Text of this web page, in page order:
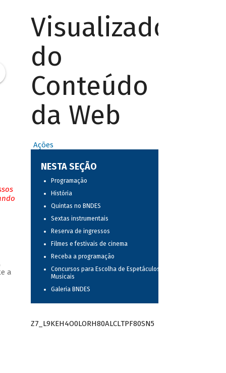
a
Visualizador
do
Conteúdo
da Web
Ações
NESTA SEÇÃO
Programação
História
Quintas no BNDES
Sextas instrumentais
Reserva de ingressos
Filmes e festivais de cinema
Receba a programação
Concursos para Escolha de Espetáculos
Musicais
Galeria BNDES
Z7_L9KEH4O0LORH80ALCLTPF80SN5